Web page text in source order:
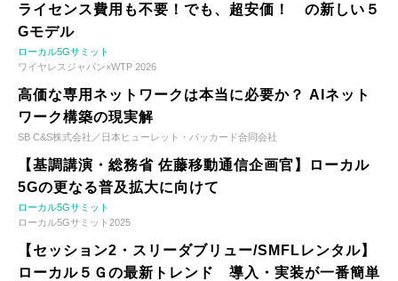
ライセンス費用も不要！でも、超安価！ の新しい５
Gモデル
ローカル5Gサミット
ワイヤレスジャパン×WTP 2026
高価な専用ネットワークは本当に必要か？ AIネット
ワーク構築の現実解
SB C&S株式会社／日本ヒューレット・パッカード合同会社
【基調講演・総務省 佐藤移動通信企画官】ローカル
5Gの更なる普及拡大に向けて
ローカル5Gサミット
ローカル5Gサミット2025
【セッション2・スリーダブリュー/SMFLレンタル】
ローカル５Ｇの最新トレンド 導入・実装が一番簡単